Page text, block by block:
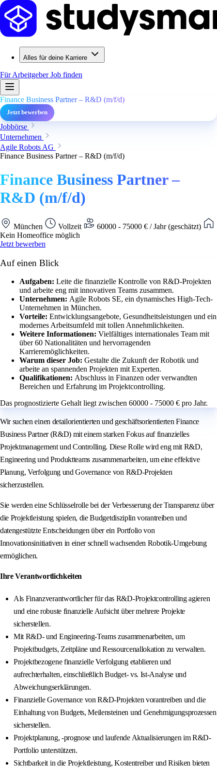
Alles für deine Karriere
Für ArbeitgeberJob finden
Finance Business Partner – R&D (m/f/d)
Jetzt bewerben
Jobbörse
Unternehmen
Agile Robots AG
Finance Business Partner – R&D (m/f/d)
Finance Business Partner –
R&D (m/f/d)
München Vollzeit
60000 - 75000 € / Jahr (geschätzt)
Kein Homeoffice möglich
Jetzt bewerben
Auf einen Blick
Aufgaben: Leite die finanzielle Kontrolle von R&D-Projekten
und arbeite eng mit innovativen Teams zusammen.
Unternehmen: Agile Robots SE, ein dynamisches High-Tech-
Unternehmen in München.
Vorteile: Entwicklungsangebote, Gesundheitsleistungen und ein
modernes Arbeitsumfeld mit tollen Annehmlichkeiten.
Weitere Informationen: Vielfältiges internationales Team mit
über 60 Nationalitäten und hervorragenden
Karrieremöglichkeiten.
Warum dieser Job: Gestalte die Zukunft der Robotik und
arbeite an spannenden Projekten mit Experten.
Qualifikationen: Abschluss in Finanzen oder verwandten
Bereichen und Erfahrung im Projektcontrolling.
Das prognostizierte Gehalt liegt zwischen 60000 - 75000 € pro Jahr.
Wir suchen einen detailorientierten und geschäftsorientierten Finance
Business Partner (R&D) mit einem starken Fokus auf finanzielles
Projektmanagement und Controlling. Diese Rolle wird eng mit R&D,
Engineering und Produktteams zusammenarbeiten, um eine effektive
Planung, Verfolgung und Governance von R&D-Projekten
sicherzustellen.
Sie werden eine Schlüsselrolle bei der Verbesserung der Transparenz über
die Projektleistung spielen, die Budgetdisziplin vorantreiben und
datengestützte Entscheidungen über ein Portfolio von
Innovationsinitiativen in einer schnell wachsenden Robotik-Umgebung
ermöglichen.
Ihre Verantwortlichkeiten
Als Finanzverantwortlicher für das R&D-Projektcontrolling agieren
und eine robuste finanzielle Aufsicht über mehrere Projekte
sicherstellen.
Mit R&D- und Engineering-Teams zusammenarbeiten, um
Projektbudgets, Zeitpläne und Ressourcenallokation zu verwalten.
Projektbezogene finanzielle Verfolgung etablieren und
aufrechterhalten, einschließlich Budget- vs. Ist-Analyse und
Abweichungserklärungen.
Finanzielle Governance von R&D-Projekten vorantreiben und die
Einhaltung von Budgets, Meilensteinen und Genehmigungsprozessen
sicherstellen.
Projektplanung, -prognose und laufende Aktualisierungen im R&D-
Portfolio unterstützen.
Sichtbarkeit in die Projektleistung, Kostentreiber und Risiken bieten